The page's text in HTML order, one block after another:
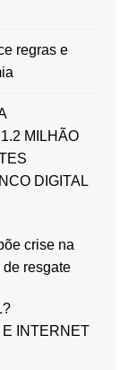
regras e
MILHÃO
DIGITAL
crise na
resgate
INTERNET